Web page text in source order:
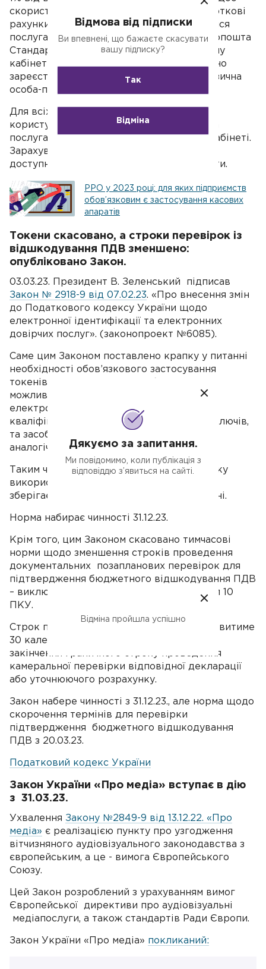
скористатися послугою післяплати на карткові
рахунки, підприємцям, які не користувалися
послугами «Укрпошта Експрес» або «Укрпошта
Стандарт», під час реєстрації в особистому
кабінеті на сайті АТ «Укрпошта» необхідно
зареєструватися як фізична особа, або фізична
особа-підприємець.
Для всіх інших клієнтів, які вже давно
користуються доставкою Укрпошти, нова
послуга стане доступною в особистому кабінеті.
Зарахування післяплати для всіх клієнтів
доступні тільки на гривневі платіжні карти.
РРО у 2023 році: для яких підприємств
обов’язковим є застосування касових
апаратів
Токени скасовано, а строки перевірок із
відшкодування ПДВ зменшено:
опубліковано Закон.
03.03.23. Президент В. Зеленський підписав
Закон № 2918-9 від 07.02.23. «Про внесення змін
до Податкового кодексу України щодо
електронної ідентифікації та електронних
довірчих послуг». (законопроект №6085).
Саме цим Законом поставлено крапку у питанні
необхідності обов’язкового застосування
токенів. Законом №2918-9 забезпечено
можливість використання удосконалених
електронних підписів, які базуються на
кваліфікованих сертифікатах відкритих ключів,
та засобів електронної ідентифікації з
аналогічним рівнем довіри.
Таким чином, бізнес звільнили від обов’язку
використання КЕП, особистий ключ якого
зберігається у захищеному носії або токені.
Норма набирає чинності 31.12.23.
Крім того, цим Законом скасовано тимчасові
норми щодо зменшення строків проведення
документальних позапланових перевірок для
підтвердження бюджетного відшкодування ПДВ
– виключено абзац 15 пункт 69.2 підрозділ 10
ПКУ.
Строк проведення таких перевірок становитиме
30 календарних днів, що настають після
закінчення граничного строку проведення
камеральної перевірки відповідної декларації
або уточнюючого розрахунку.
Закон набере чинності з 31.12.23., але норма щодо
скорочення термінів для перевірки
підтвердження бюджетного відшкодування
ПДВ з 20.03.23.
Податковий кодекс України
Закон України «Про медіа» вступає в дію
з 31.03.23.
Ухвалення Закону №2849-9 від 13.12.22. «Про
медіа» є реалізацією пункту про узгодження
вітчизняного аудіовізуального законодавства з
європейським, а це - вимога Європейського
Союзу.
Цей Закон розроблений з урахуванням вимог
Європейської директиви про аудіовізуальні
медіапослуги, а також стандартів Ради Європи.
Закон України «Про медіа» покликаний:
Дякуємо за запитання.
Ми повідомимо, коли публікація з
відповіддю з’явиться на сайті.
Відмова від підписки
Ви впевнені, що бажаєте скасувати
вашу підписку?
Так
Відміна
Відміна пройшла успішно